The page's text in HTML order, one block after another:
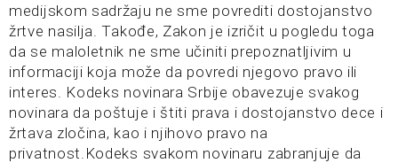
medijskom sadržaju ne sme povrediti dostojanstvo
žrtve nasilja. Takođe, Zakon je izričit u pogledu toga
da se maloletnik ne sme učiniti prepoznatljivim u
informaciji koja može da povredi njegovo pravo ili
interes. Kodeks novinara Srbije obavezuje svakog
novinara da poštuje i štiti prava i dostojanstvo dece i
žrtava zločina, kao i njihovo pravo na
privatnost.Kodeks svakom novinaru zabranjuje da